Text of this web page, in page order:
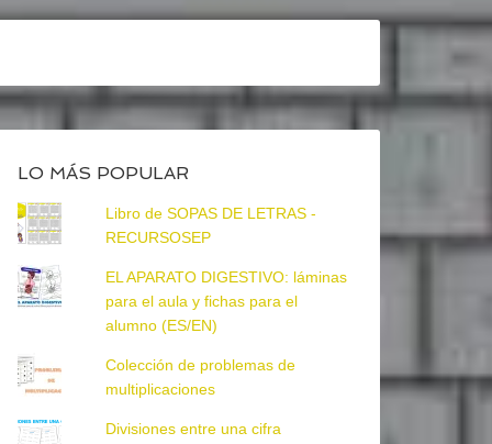
LO MÁS POPULAR
Libro de SOPAS DE LETRAS -
RECURSOSEP
EL APARATO DIGESTIVO: láminas
para el aula y fichas para el
alumno (ES/EN)
Colección de problemas de
multiplicaciones
Divisiones entre una cifra